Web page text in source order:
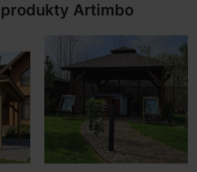
Artimbo